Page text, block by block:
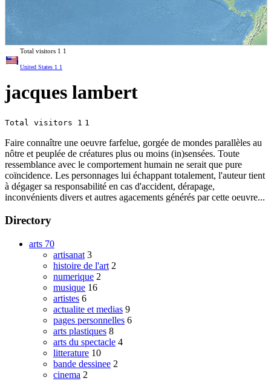
Total visitors 1 1
United States 1 1
jacques lambert
Total visitors 1 1
Faire connaître une oeuvre farfelue, gorgée de mondes parallèles au
nôtre et peuplée de créatures plus ou moins (in)sensées. Toute
ressemblance avec le comportement humain ne serait que pure
coïncidence. Les personnages lui échappant totalement, l'auteur tient
à dégager sa responsabilité en cas d'accident, dérapage,
inconvénients divers et autres agacements générés par cette oeuvre...
Directory
arts 70
artisanat 3
histoire de l'art 2
numerique 2
musique 16
artistes 6
actualite et medias 9
pages personnelles 6
arts plastiques 8
arts du spectacle 4
litterature 10
bande dessinee 2
cinema 2